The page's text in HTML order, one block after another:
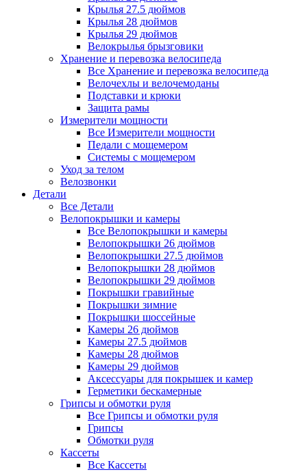
Крылья 27.5 дюймов
Крылья 28 дюймов
Крылья 29 дюймов
Велокрылья брызговики
Хранение и перевозка велосипеда
Все Хранение и перевозка велосипеда
Велочехлы и велочемоданы
Подставки и крюки
Защита рамы
Измерители мощности
Все Измерители мощности
Педали с мощемером
Системы с мощемером
Уход за телом
Велозвонки
Детали
Все Детали
Велопокрышки и камеры
Все Велопокрышки и камеры
Велопокрышки 26 дюймов
Велопокрышки 27.5 дюймов
Велопокрышки 28 дюймов
Велопокрышки 29 дюймов
Покрышки гравийные
Покрышки зимние
Покрышки шоссейные
Камеры 26 дюймов
Камеры 27.5 дюймов
Камеры 28 дюймов
Камеры 29 дюймов
Аксессуары для покрышек и камер
Герметики бескамерные
Грипсы и обмотки руля
Все Грипсы и обмотки руля
Грипсы
Обмотки руля
Кассеты
Все Кассеты